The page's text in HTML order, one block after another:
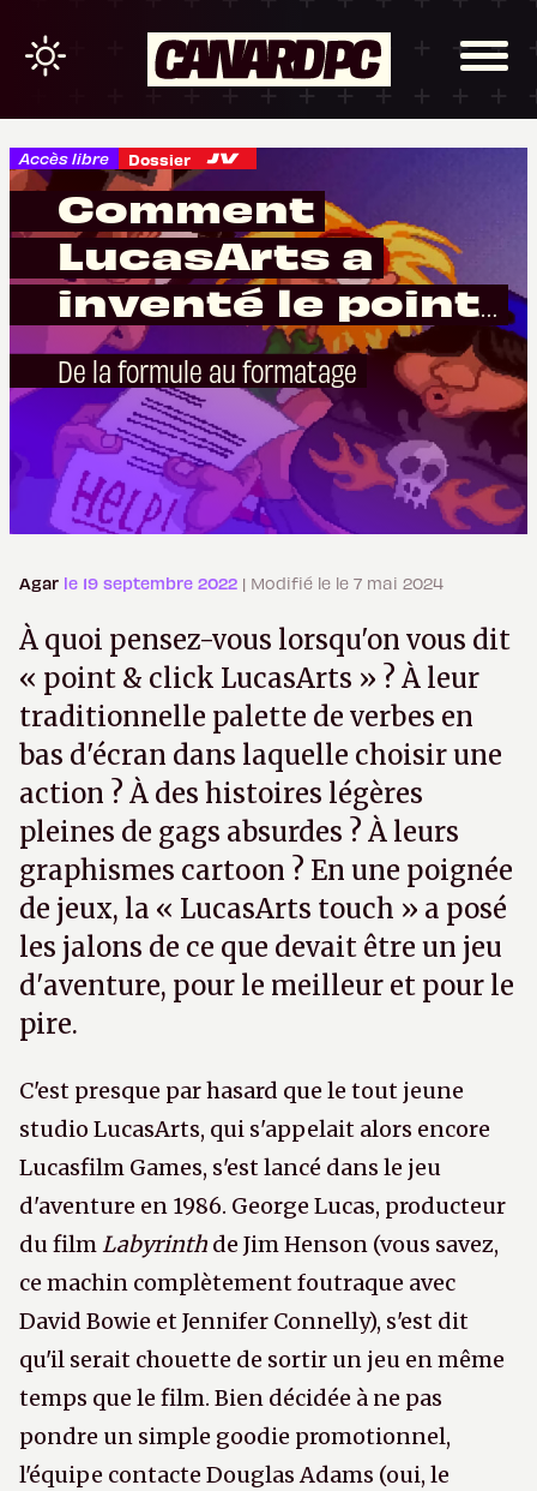
Accès libre Dossier
Comment
LucasArts a
inventé le point &
click
De la formule au formatage
Agar le 19 septembre 2022 | Modifié le le 7 mai 2024
À quoi pensez-vous lorsqu'on vous dit
« point & click LucasArts » ? À leur
traditionnelle palette de verbes en
bas d'écran dans laquelle choisir une
action ? À des histoires légères
pleines de gags absurdes ? À leurs
graphismes cartoon ? En une poignée
de jeux, la « LucasArts touch » a posé
les jalons de ce que devait être un jeu
d'aventure, pour le meilleur et pour le
pire.
C'est presque par hasard que le tout jeune
studio LucasArts, qui s'appelait alors encore
Lucasfilm Games, s'est lancé dans le jeu
d'aventure en 1986. George Lucas, producteur
du filmLabyrinth de Jim Henson (vous savez,
ce machin complètement foutraque avec
David Bowie et Jennifer Connelly), s'est dit
qu'il serait chouette de sortir un jeu en même
temps que le film. Bien décidée à ne pas
pondre un simple goodie promotionnel,
l'équipe contacte Douglas Adams (oui, le